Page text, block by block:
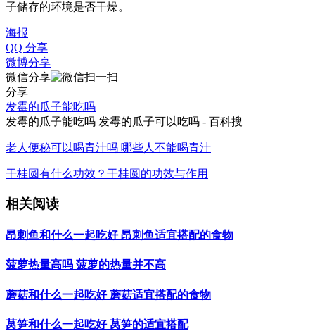
子储存的环境是否干燥。
海报
QQ 分享
微博分享
微信分享
分享
发霉的瓜子能吃吗
发霉的瓜子能吃吗 发霉的瓜子可以吃吗 - 百科搜
老人便秘可以喝青汁吗 哪些人不能喝青汁
干桂圆有什么功效？干桂圆的功效与作用
相关阅读
昂刺鱼和什么一起吃好 昂刺鱼适宜搭配的食物
菠萝热量高吗 菠萝的热量并不高
蘑菇和什么一起吃好 蘑菇适宜搭配的食物
莴笋和什么一起吃好 莴笋的适宜搭配